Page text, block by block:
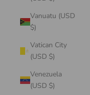
Vanuatu (USD
$)
Vatican City
(USD $)
Venezuela
(USD $)